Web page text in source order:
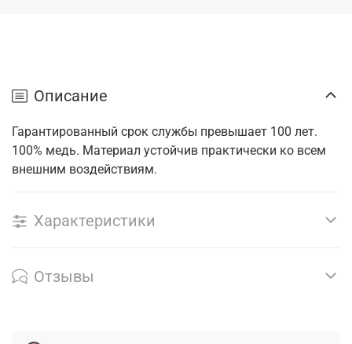
Описание
Гарантированный срок службы превышает 100 лет.
100% медь. Материал устойчив практически ко всем
внешним воздействиям.
Характеристики
Отзывы